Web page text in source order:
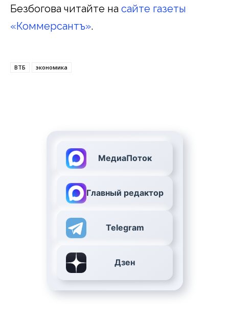
Безбогова читайте на сайте газеты
«Коммерсантъ».
ВТБ экономика
МедиаПоток
Главный редактор
Telegram
Дзен